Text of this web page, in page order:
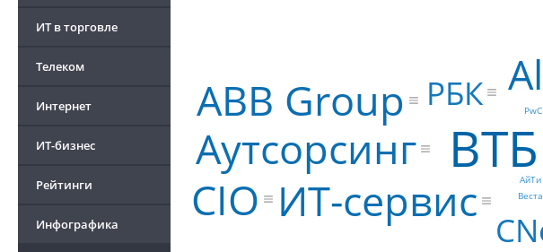
ИТ в торговле
Телеком
Интернет
ИТ-бизнес
Рейтинги
Инфографика
ВТБ
ABB Group
Аутсорсинг
CIO ИТ-сервис
РБК PwC
АйТи
Веста